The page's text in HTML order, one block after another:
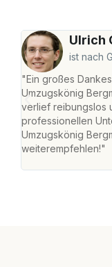
Ulrich
ist nach
"Ein großes
Umzugskönig
verlief reibungslos
professionellen
Umzugskönig
weiterempfehlen!"